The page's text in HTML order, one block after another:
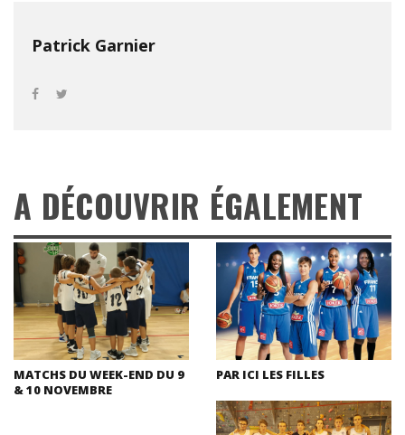
Patrick Garnier
A DÉCOUVRIR ÉGALEMENT
MATCHS DU WEEK-END DU 9
& 10 NOVEMBRE
PAR ICI LES FILLES